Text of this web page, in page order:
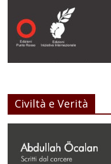
Civiltà e Verità